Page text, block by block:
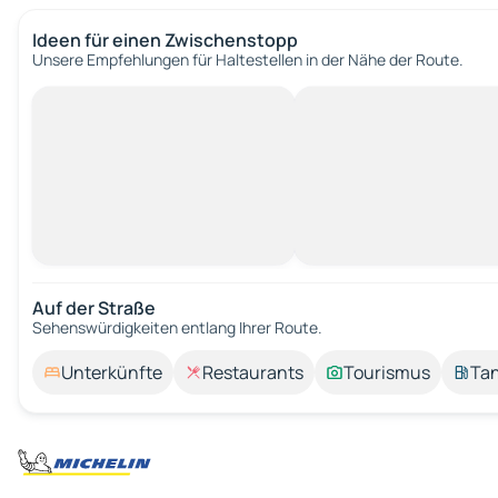
Ideen für einen Zwischenstopp
Unsere Empfehlungen für Haltestellen in der Nähe der Route.
Auf der Straße
Sehenswürdigkeiten entlang Ihrer Route.
Unterkünfte Restaurants Tourismus